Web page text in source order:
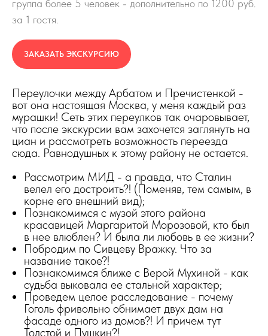
группа более 5 человек - дополнительно по 1200 руб.
за 1 гостя.
ЗАКАЗАТЬ ЭКСКУРСИЮ
Переулочки между Арбатом и Пречистенкой -
вот она настоящая Москва, у меня каждый раз
мурашки! Сеть этих переулков так очаровывает,
что после экскурсии вам захочется заглянуть на
циан и рассмотреть возможность переезда
сюда. Равнодушных к этому району не остается.
Рассмотрим МИД - а правда, что Сталин
велел его достроить?! (Поменяв, тем самым, в
корне его внешний вид);
Познакомимся с музой этого района
красавицей Маргаритой Морозовой, кто был
в нее влюблен? И была ли любовь в ее жизни?
Побродим по Сивцеву Вражку. Что за
название такое?!
Познакомимся ближе с Верой Мухиной - как
судьба выковала ее стальной характер;
Проведем целое расследование - почему
Гоголь фривольно обнимает двух дам на
фасаде одного из домов?! И причем тут
Толстой и Пушкин?!